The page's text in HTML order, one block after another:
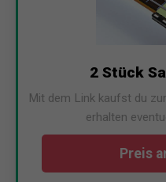
2 Stück
Mit dem Link kaufst du
erhalten
Preis